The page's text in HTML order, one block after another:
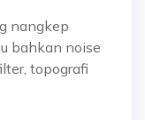
nangkep
bahkan noise
topografi